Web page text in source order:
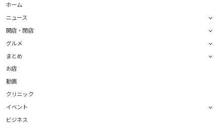
ホーム
ニュース
開店・閉店
グルメ
まとめ
お店
動画
クリニック
イベント
ビジネス